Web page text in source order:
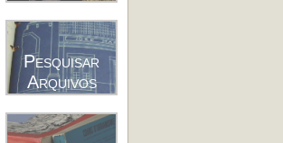
Pesquisar
Arquivos